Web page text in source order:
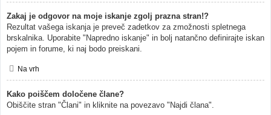
Zakaj je odgovor na moje iskanje zgolj prazna stran!?
Rezultat vašega iskanja je preveč zadetkov za zmožnosti spletnega
brskalnika. Uporabite "Napredno iskanje" in bolj natančno definirajte iskan
pojem in forume, ki naj bodo preiskani.
Na vrh
Kako poiščem določene člane?
Obiščite stran "Člani" in kliknite na povezavo "Najdi člana".